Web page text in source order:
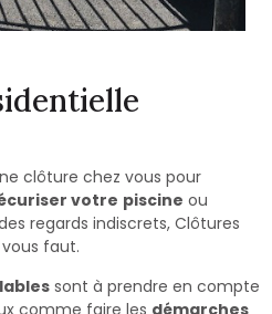
clôture chez vous pour
votre piscine ou
regards indiscrets, Clôtures
vous faut.
sont à prendre en compte
comme faire les démarches